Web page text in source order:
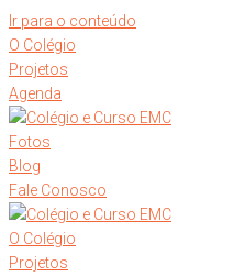
Ir para o conteúdo
O Colégio
Projetos
Agenda
Fotos
Blog
Fale Conosco
O Colégio
Projetos